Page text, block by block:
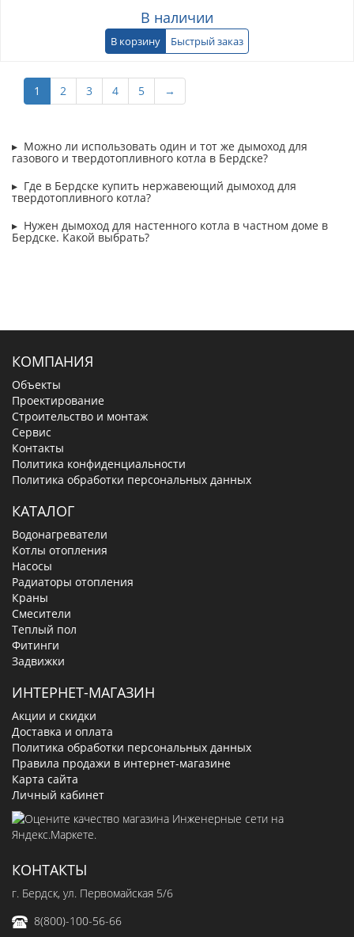
В наличии
В корзину Быстрый заказ
1 2 3 4 5 →
Можно ли использовать один и тот же дымоход для
газового и твердотопливного котла в Бердске?
Где в Бердске купить нержавеющий дымоход для
твердотопливного котла?
Нужен дымоход для настенного котла в частном доме в
Бердске. Какой выбрать?
КОМПАНИЯ
Объекты
Проектирование
Строительство и монтаж
Сервис
Контакты
Политика конфиденциальности
Политика обработки персональных данных
КАТАЛОГ
Водонагреватели
Котлы отопления
Насосы
Радиаторы отопления
Краны
Смесители
Теплый пол
Фитинги
Задвижки
ИНТЕРНЕТ-МАГАЗИН
Акции и скидки
Доставка и оплата
Политика обработки персональных данных
Правила продажи в интернет-магазине
Карта сайта
Личный кабинет
КОНТАКТЫ
г. Бердск, ул. Первомайская 5/6
8(800)-100-56-66